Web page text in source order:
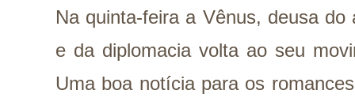
Na quinta-feira a Vênus, deusa
e da diplomacia volta ao seu
Uma boa notícia para os